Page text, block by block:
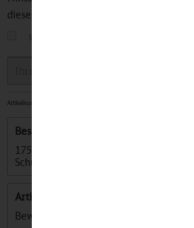
diesen Artikel informiert.
Artikelnummer:
Beschreibung
175 g/m² 100% Baumwolle,
Schulter Nackenband...
Artikel bewerten
Bewertungen lesen, schreiben und